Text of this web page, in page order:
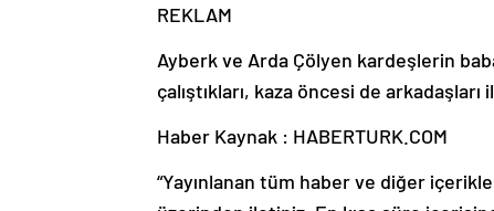
REKLAM
Ayberk ve Arda Çölyen kardeşlerin
çalıştıkları, kaza öncesi de
Haber Kaynak : HABERTURK.COM
“Yayınlanan tüm haber ve diğer